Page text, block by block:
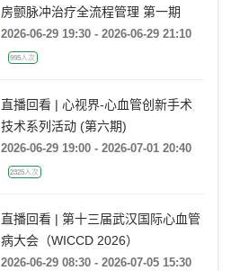
房颤脉冲治疗全流程管理 第一期
2026-06-29 19:30 - 2026-06-29 21:10
995人次
直播回看 | 心视界-心血管创新手术
技术系列活动 (第六期)
2026-06-29 19:00 - 2026-07-01 20:40
2325人次
直播回看 | 第十三届武汉国际心血管
病大会（WICCD 2026）
2026-06-29 08:30 - 2026-07-05 15:30